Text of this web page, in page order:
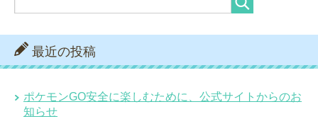
最近の投稿
ポケモンGO安全に楽しむために、公式サイトからのお
知らせ